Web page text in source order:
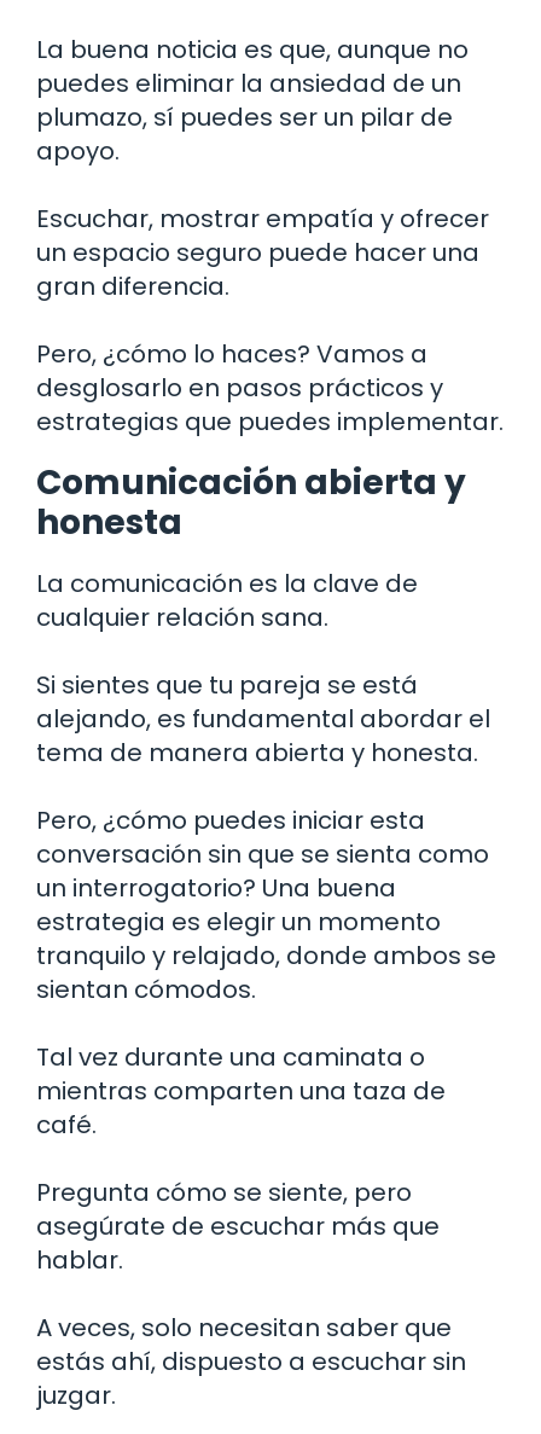
La buena noticia es que, aunque no
puedes eliminar la ansiedad de un
plumazo, sí puedes ser un pilar de
apoyo.
Escuchar, mostrar empatía y ofrecer
un espacio seguro puede hacer una
gran diferencia.
Pero, ¿cómo lo haces? Vamos a
desglosarlo en pasos prácticos y
estrategias que puedes implementar.
Comunicación abierta y
honesta
La comunicación es la clave de
cualquier relación sana.
Si sientes que tu pareja se está
alejando, es fundamental abordar el
tema de manera abierta y honesta.
Pero, ¿cómo puedes iniciar esta
conversación sin que se sienta como
un interrogatorio? Una buena
estrategia es elegir un momento
tranquilo y relajado, donde ambos se
sientan cómodos.
Tal vez durante una caminata o
mientras comparten una taza de
café.
Pregunta cómo se siente, pero
asegúrate de escuchar más que
hablar.
A veces, solo necesitan saber que
estás ahí, dispuesto a escuchar sin
juzgar.